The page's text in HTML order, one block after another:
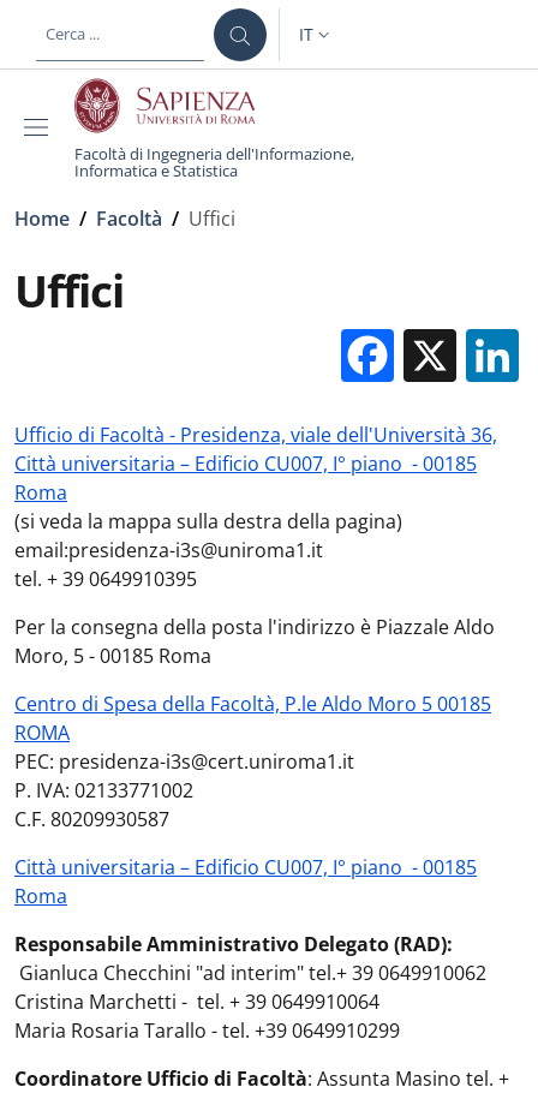
al contenuto principale
SELETTORE LINGUA:
IT
Facoltà di Ingegneria dell'Informazione,
Informatica e Statistica
Briciole di pane
Home / Facoltà / Uffici
Uffici
X
Ufficio di Facoltà - Presidenza, viale dell'Università 36,
Città universitaria – Edificio CU007, I° piano - 00185
Roma
(si veda la mappa sulla destra della pagina)
email:presidenza-i3s@uniroma1.it
tel. + 39 0649910395
Per la consegna della posta l'indirizzo è Piazzale Aldo
Moro, 5 - 00185 Roma
Centro di Spesa della Facoltà, P.le Aldo Moro 5 00185
ROMA
PEC: presidenza-i3s@cert.uniroma1.it
P. IVA: 02133771002
C.F. 80209930587
Città universitaria – Edificio CU007, I° piano - 00185
Roma
Responsabile Amministrativo Delegato (RAD):
Gianluca Checchini "ad interim" tel.+ 39 0649910062
Cristina Marchetti - tel. + 39 0649910064
Maria Rosaria Tarallo - tel. +39 0649910299
Coordinatore Ufficio di Facoltà: Assunta Masino tel. +